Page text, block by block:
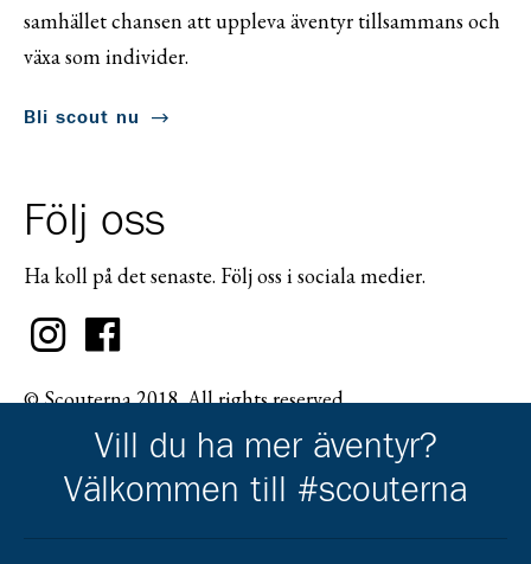
samhället chansen att uppleva äventyr tillsammans och
växa som individer.
Bli scout nu
Följ oss
Ha koll på det senaste. Följ oss i sociala medier.
© Scouterna 2018. All rights reserved.
Vill du ha mer äventyr?
Välkommen till #scouterna